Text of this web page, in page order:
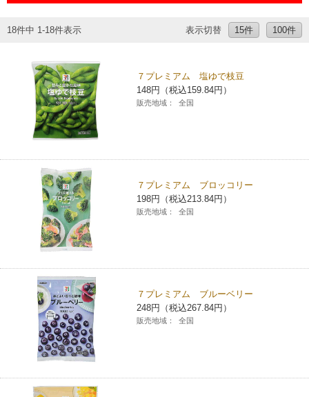
食の安全・安心への取組み
ギフト
プリペイドカード・金券
ニンテンドー・ダウンロードカード
マルチコピー機でできることトップ
コピー
プリント
スキャン
ファクス
チケット
プリペイドサービス
スポーツ振興くじ
便利なサービス
宅配便
切手・はがき・印紙
セブン銀行ATM
ご利用可能なお支払い方法
各種料金のお支払い
スマホプリペイド
レジでApple Accountにチャージ
チケットサービス
セブンチケット
チケットぴあ
イープラス
CNプレイガイド
セブン‐イレブンでお受取り
タワーレコード
セブンネットショッピング
停電時のサービス停止のお知らせ
ニュースリリース
ごあいさつ
企業理念
会社概要
貸借対照表・損益計算書
国内店舗数
売上高、店舗数推移
セブン‐イレブンの海外事業
サステナビリティ
サステナビリティトップ
セブン＆アイ・ホールディングスの重点課題
サステナビリティ活動基本方針
サステナビリティ推進体制
GREEN CHALLENGE 2050
サステナビリティニュース
サステナビリティレポート
加盟店オーナー募集
店舗検索
ネットショッピング
お問い合わせ
Language
English (Services)
中文[繁體字](服務)
简体中文(服务)
한국어(서비스)
ภาษาไทย(บริการ)
18件中 1-18件表示 表示切替 15件 100件
７プレミアム 塩ゆで枝豆
148円（税込159.84円）
販売地域： 全国
７プレミアム ブロッコリー
198円（税込213.84円）
販売地域： 全国
７プレミアム ブルーベリー
248円（税込267.84円）
販売地域： 全国